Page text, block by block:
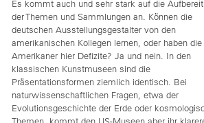
Es kommt auch und sehr stark auf die
der Themen und Sammlungen an. Können die
deutschen Ausstellungsgestalter von den
amerikanischen Kollegen lernen, oder haben die
Amerikaner hier Defizite? Ja und nein. In den
klassischen Kunstmuseen sind die
Präsentationsformen ziemlich identisch. Bei
naturwissenschaftlichen Fragen, etwa der
Evolutionsgeschichte der Erde oder